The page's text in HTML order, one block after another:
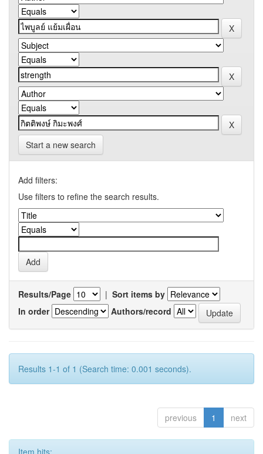
Start a new search
Add filters:
Use filters to refine the search results.
Results/Page | Sort items by
In order
Authors/record
Results 1-1 of 1 (Search time: 0.001 seconds).
previous 1 next
Item hits: